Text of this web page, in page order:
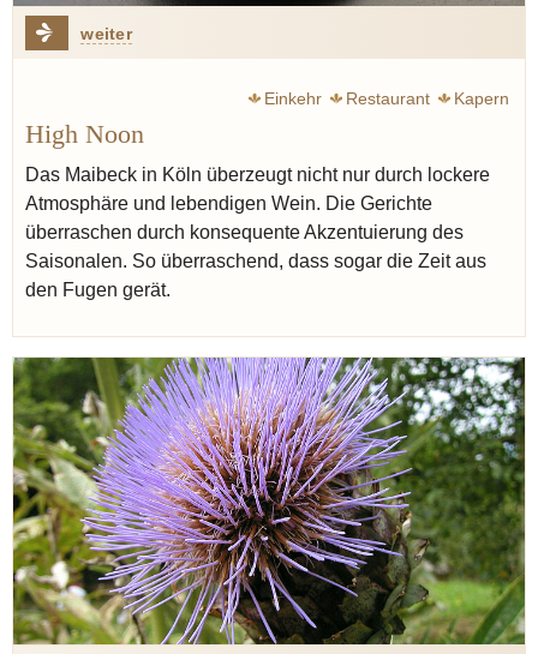
weiter
Einkehr Restaurant Kapern
High Noon
Das Maibeck in Köln überzeugt nicht nur durch lockere
Atmosphäre und lebendigen Wein. Die Gerichte
überraschen durch konsequente Akzentuierung des
Saisonalen. So überraschend, dass sogar die Zeit aus
den Fugen gerät.